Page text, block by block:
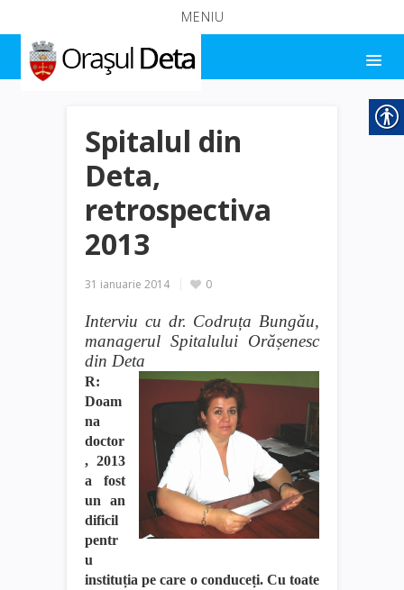
MENIU
Spitalul din
Deta,
retrospectiva
2013
31 ianuarie 2014 0
Interviu cu dr. Codruța Bungău,
managerul Spitalului Orășenesc
din Deta
R:
Doam
na
doctor
, 2013
a fost
un an
dificil
pentr
u
instituția pe care o conduceți. Cu toate